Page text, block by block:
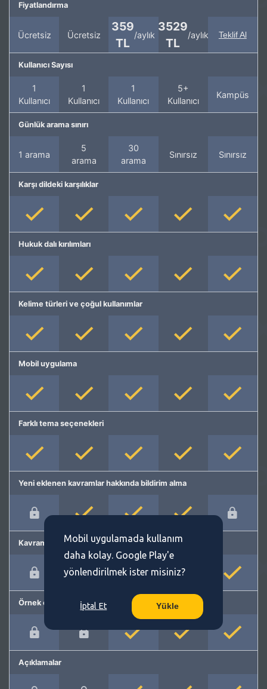
Fiyatlandırma
Ücretsiz Ücretsiz
359
TL
/aylık
3529
TL
/aylık Teklif Al
Kullanıcı Sayısı
1
Kullanıcı
1
Kullanıcı
1
Kullanıcı
5+
Kullanıcı
Kampüs
Günlük arama sınırı
1 arama
5
arama
30
arama
Sınırsız Sınırsız
Karşı dildeki karşılıklar
Hukuk dalı kırılımları
Kelime türleri ve çoğul kullanımlar
Mobil uygulama
Farklı tema seçenekleri
Yeni eklenen kavramlar hakkında bildirim alma
Kavram önerme
Örnek cümleler
Açıklamalar
Mobil uygulamada kullanım
daha kolay. Google Play'e
yönlendirilmek ister misiniz?
İptal Et Yükle